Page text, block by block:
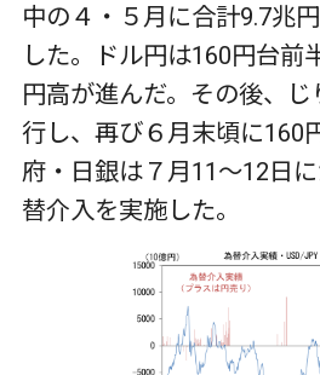
中の４・５月に合計9.7兆
した。ドル円は160円台前
円高が進んだ。その後、
行し、再び６月末頃に160
府・日銀は７月11～12日
替介入を実施した。